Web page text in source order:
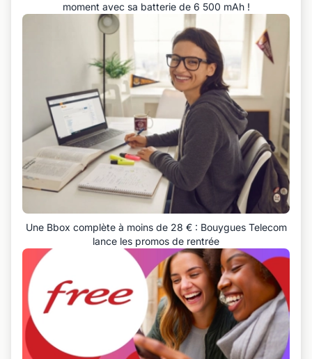
moment avec sa batterie de 6 500 mAh !
Une Bbox complète à moins de 28 € : Bouygues Telecom
lance les promos de rentrée